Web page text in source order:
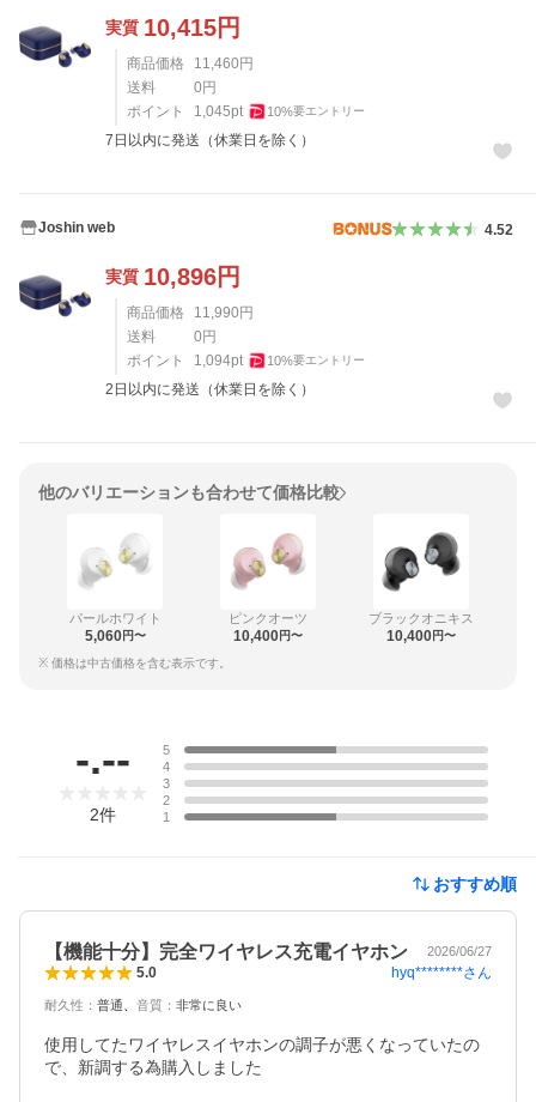
実質 10,415円
商品価格 11,460円
送料
0円
ポイント
1,045pt 10%要エントリー
7日以内に発送（休業日を除く）
Joshin web 4.52
実質 10,896円
商品価格 11,990円
送料
0円
ポイント
1,094pt 10%要エントリー
2日以内に発送（休業日を除く）
他のバリエーションも合わせて価格比較
パールホワイト
5,060円〜
ピンクオーツ
10,400円〜
ブラックオニキス
10,400円〜
※ 価格は中古価格を含む表示です。
-.--
2件
5
4
3
2
1
おすすめ順
【機能十分】完全ワイヤレス充電イヤホン 2026/06/27
5.0 hyq********さん
耐久性 ： 普通 音質 ： 非常に良い
使用してたワイヤレスイヤホンの調子が悪くなっていたの
で、新調する為購入しました